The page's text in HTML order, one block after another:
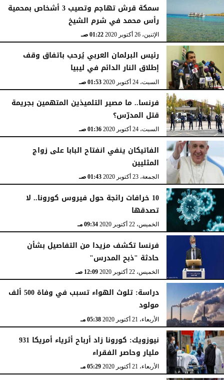
سمكة قرش تهاجم وتصيب 3 أشخاص بمحمية
رأس محمد في شرم الشيخ
الإثنين، 26 أكتوبر 2020 01:22 صـ
رئيس البرلمان العربي يُرحب باتفاق وقف
إطلاق النار الدائم في ليبيا
السبت، 24 أكتوبر 2020 01:53 صـ
فرنسا.. ما مصير التلميذين المتهمين بجريمة
قتل المدرّس؟
السبت، 24 أكتوبر 2020 01:36 صـ
الفاتيكان ينفي انفتاح البابا على زواج
المثليين
الجمعة، 23 أكتوبر 2020 01:43 صـ
10 خرافات رائجة حول فيروس كورونا.. لا
تصدقها
الخميس، 22 أكتوبر 2020 09:34 مـ
فرنسا تكشف مزيدا من التفاصيل بشأن
حادثة "ذبح المدرس"
الخميس، 22 أكتوبر 2020 12:09 صـ
دراسة: تلوث الهواء تسبب في وفاة 500 ألف
مولود
الأربعاء، 21 أكتوبر 2020 05:38 مـ
نيوزويك: كورونا زاد أرباح أثرياء أمريكا 931
مليار وحاصر الفقراء
الأربعاء، 21 أكتوبر 2020 05:29 مـ